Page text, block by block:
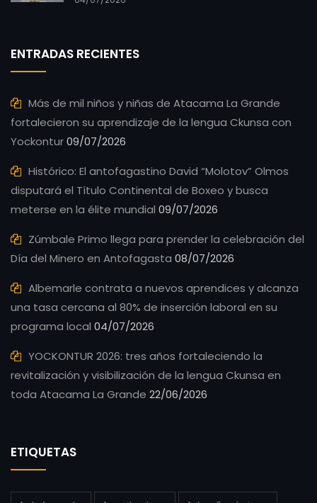
ENTRADAS RECIENTES
Más de mil niños y niñas de Atacama La Grande
fortalecieron su aprendizaje de la lengua Ckunsa con
Yockontur09/07/2026
Histórico: El antofagastino David “Molotov” Olmos
disputará el Título Continental de Boxeo y busca
meterse en la élite mundial 09/07/2026
Zúmbale Primo llega para prender la celebración del
Día del Minero en Antofagasta 08/07/2026
Albemarle contrata a nuevos aprendices y alcanza
una tasa cercana al 80% de inserción laboral en su
programa local 04/07/2026
YOCKONTUR 2026: tres años fortaleciendo la
revitalización y visibilización de la lengua Ckunsa en
toda Atacama La Grande 22/06/2026
ETIQUETAS